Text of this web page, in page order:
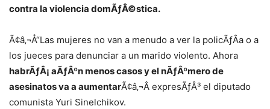
contra la violencia domÃƒÂ©stica.
Ã¢â‚¬Å“Las mujeres no van a menudo a ver la policÃƒÂ­a o a
los jueces para denunciar a un marido violento. Ahora
habrÃƒÂ¡ aÃƒÂºn menos casos y el nÃƒÂºmero de
asesinatos va a aumentarÃ¢â‚¬Â expresÃƒÂ³ el diputado
comunista Yuri Sinelchikov.